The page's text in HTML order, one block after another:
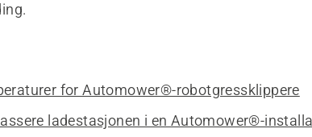
for Automower®-robotgressklippere
ladestasjonen i en Automower®-